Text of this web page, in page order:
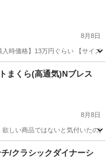
8月8日
時価格】13万円ぐらい 【サイ
まくら(高通気)Nブレス
8月8日
しい商品ではないと気付いたの
ク、カバー プラス
/クラシックダイナーシ